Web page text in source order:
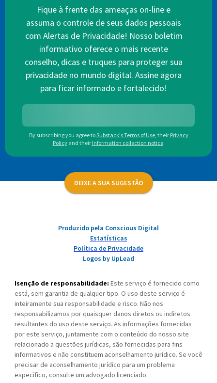
Fique à frente das ameaças on-line e
assuma o controle de seus dados pessoais
com Alertas de Privacidade! Nosso boletim
informativo oferece o mais recente
conselho, dicas e truques para proteger sua
privacidade no mundo digital. Assine agora
para ficar informado e fortalecido!
By subscribing you agree toSubstack's Terms of Use, their Privacy
Policy and their Information collection notice.
DEIXE A SUA SUGESTÃO
Produzido pela Conscious Digital
Estatísticas
Política de Privacidade
Logos by UpLead
Isenção de responsabilidade: Este serviço é fornecido como
está, sem garantia de qualquer tipo. O uso deste serviço é
inteiramente sua responsabilidade e risco. Não nos
responsabilizamos por quaisquer danos diretos ou indiretos
resultantes do uso deste serviço. As informações fornecidas
por este serviço, juntamente com o conteúdo do nosso site
relacionado a questões jurídicas, são fornecidas para fins
informativos e não constituem aconselhamento jurídico. Se você
precisar de aconselhamento jurídico para um problema
específico, consulte um advogado licenciado.